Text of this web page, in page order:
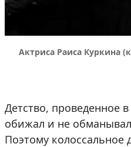
Актриса Раиса Куркина
Детство, проведенное
обижал и не
Поэтому